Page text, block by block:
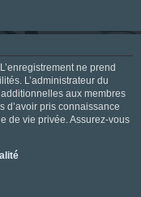
ne prend
L’administrateur du
aux membres
d’avoir pris connaissance
de vie privée. Assurez-vous